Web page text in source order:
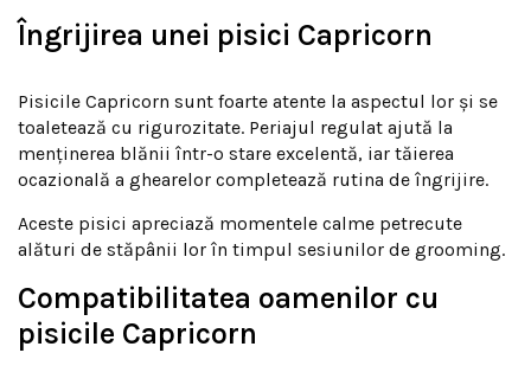
Îngrijirea unei pisici Capricorn
Pisicile Capricorn sunt foarte atente la aspectul lor și se
toaletează cu rigurozitate. Periajul regulat ajută la
menținerea blănii într-o stare excelentă, iar tăierea
ocazională a ghearelor completează rutina de îngrijire.
Aceste pisici apreciază momentele calme petrecute
alături de stăpânii lor în timpul sesiunilor de grooming.
Compatibilitatea oamenilor cu
pisicile Capricorn